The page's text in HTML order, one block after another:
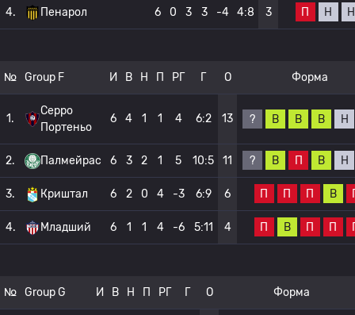
4. Пенарол 6 0 3 3 -4 4:8 3 П Н Н
№ Group F И В Н П РГ Г О Форма
1.
Серро
Портеньо
6 4 1 1 4 6:2 13 ? В В В Н
2. Палмейрас 6 3 2 1 5 10:5 11 ? В П В Н
3. Криштал 6 2 0 4 -3 6:9 6 П П П В
4. Младший 6 1 1 4 -6 5:11 4 П В П П
№ Group G И В Н П РГ Г О Форма